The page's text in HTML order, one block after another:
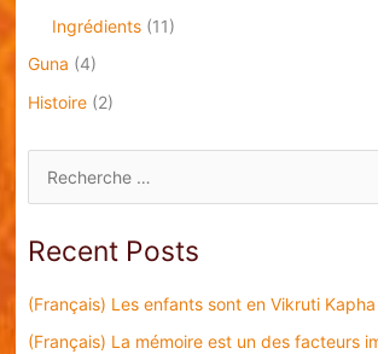
Ingrédients(11)
Guna (4)
Histoire(2)
e
r
c
h
Recent Posts
(Français) Les enfants sont en Vikruti Kapha
(Français) La mémoire est un des facteurs